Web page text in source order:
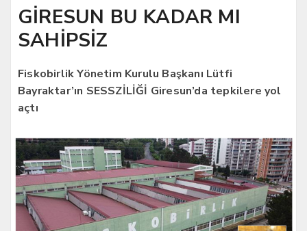
GİRESUN BU KADAR MI
SAHİPSİZ
Fiskobirlik Yönetim Kurulu Başkanı Lütfi
Bayraktar’ın SESSZİLİĞİ Giresun’da tepkilere yol
açtı